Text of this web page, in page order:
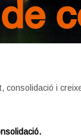
consolidació i